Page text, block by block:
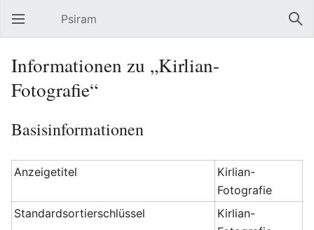
Hauptmenü öffnen Psiram
Informationen zu „Kirlian-
Fotografie“
Basisinformationen
Anzeigetitel
Kirlian-
Fotografie
Standardsortierschlüssel
Kirlian-